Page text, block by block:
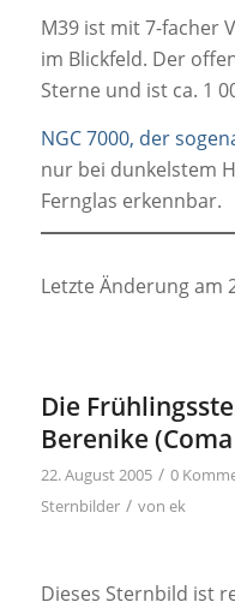
M39 ist mit 7-facher
im Blickfeld. Der
Sterne und ist ca. 1
NGC 7000, der
nur bei dunkelstem
Fernglas erkennbar.
Letzte Änderung am
Die
Berenike
22. August 2005 / 0
Sternbilder / von ek
Dieses Sternbild ist